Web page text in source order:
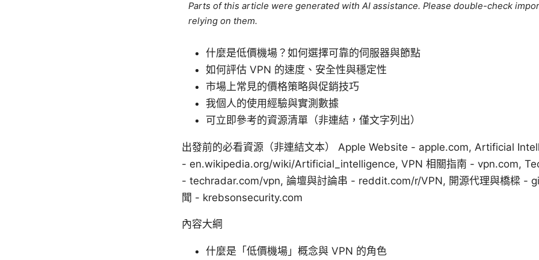
Parts of this article were generated with AI assistance. Please double-check
relying on them.
什麼是低價機場？如何選擇可靠的伺服器與節點
如何評估 VPN 的速度、安全性與穩定性
市場上常見的價格策略與促銷技巧
我個人的使用經驗與實測數據
可立即參考的資源清單（非連結，僅文字列出）
出發前的必看資源（非連結文本） Apple Website - apple.com, Artificial
- en.wikipedia.org/wiki/Artificial_intelligence, VPN 相關指南 - vpn.com,
- techradar.com/vpn, 論壇與討論串 - reddit.com/r/VPN, 開源代理與橋樑 -
聞 - krebsonsecurity.com
內容大綱
什麼是「低價機場」概念與 VPN 的角色